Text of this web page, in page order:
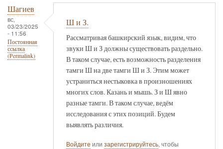
Шагиев
вс,
03/23/2025
- 11:56
Постоянная
ссылка
(Permalink)
Ш и З.
Рассматривая башкирский язык, видим, что
звуки Ш и З должны существовать раздельно.
В таком случае, есть возможность разделения
тамги Ш на две тамги Ш и З. Этим может
устраниться нестыковка в произношениях
многих слов. Казань и мышь. З и Ш явно
разные тамги. В таком случае, ведём
исследования с этих позиций. Будем
выявлять различия.
Войдите или зарегистрируйтесь, чтобы